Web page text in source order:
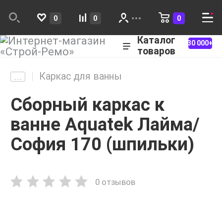
0 0 0
Каталог
товаров
30 000+
Каркас для ванны
Сборный каркас к
ванне Aquatek Лайма/
София 170 (шпильки)
0 отзывов